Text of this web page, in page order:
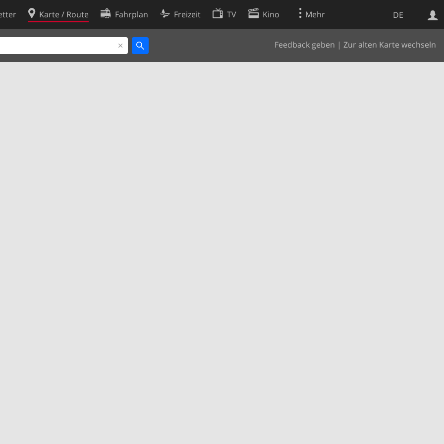
DE
Karte / Route Fahrplan Freizeit TV Kino Mehr
Feedback geben | Zur alten Karte wechseln
Websuche
Cookie-Richtlinie
Cookie-Einstellungen